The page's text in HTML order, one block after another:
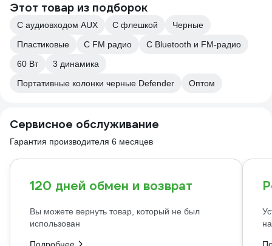
Этот товар из подборок
С аудиовходом AUX С флешкой
Черные
Пластиковые
С FM радио
С Bluetooth и FM-радио
60 Вт
3 динамика
Портативные колонки черные Defender
Оптом
Сервисное обслуживание
Гарантия производителя 6 месяцев
120 дней обмен и возврат
Вы можете вернуть товар, который не был
использован